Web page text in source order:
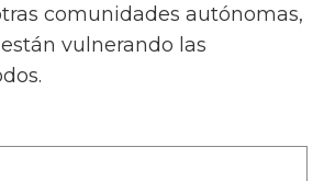
comunidades autónomas,
vulnerando las